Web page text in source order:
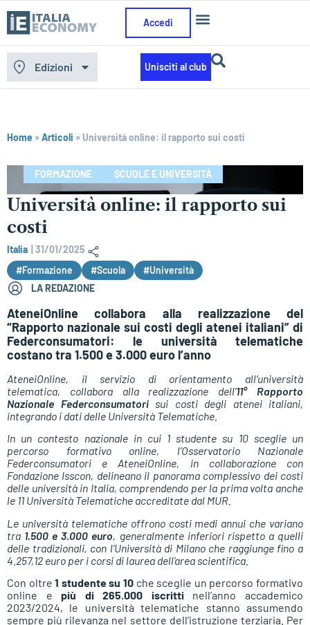
Accedi
Edizioni Unisciti al club
Home »Articoli » Università online: il rapporto sui costi
FORMAZIONE SCUOLE E UNIVERSITÀ
Università online: il rapporto sui
costi
Italia
31/01/2025
#Formazione
#Scuola
#Università
LA REDAZIONE
AteneiOnline collabora alla realizzazione del
“Rapporto nazionale sui costi degli atenei italiani” di
Federconsumatori: le università telematiche
costano tra 1.500 e 3.000 euro l’anno
AteneiOnline, il servizio di orientamento all’università
telematica, collabora alla realizzazione dell’11° Rapporto
Nazionale Federconsumatori sui costi degli atenei italiani,
integrando i dati delle Università Telematiche.
In un contesto nazionale in cui 1 studente su 10 sceglie un
percorso formativo online, l’Osservatorio Nazionale
Federconsumatori e AteneiOnline, in collaborazione con
Fondazione Isscon, delineano il panorama complessivo dei costi
delle università in Italia, comprendendo per la prima volta anche
le 11 Università Telematiche accreditate dal MUR.
Le università telematiche offrono costi medi annui che variano
tra 1.500 e 3.000 euro, generalmente inferiori rispetto a quelli
delle tradizionali, con l’Università di Milano che raggiunge fino a
4.257,12 euro per i corsi di laurea dell’area scientifica.
Con oltre1 studente su 10 che sceglie un percorso formativo
online epiù di 265.000 iscritti nell’anno accademico
2023/2024, le università telematiche stanno assumendo
sempre più rilevanza nel settore dell’istruzione terziaria. Per